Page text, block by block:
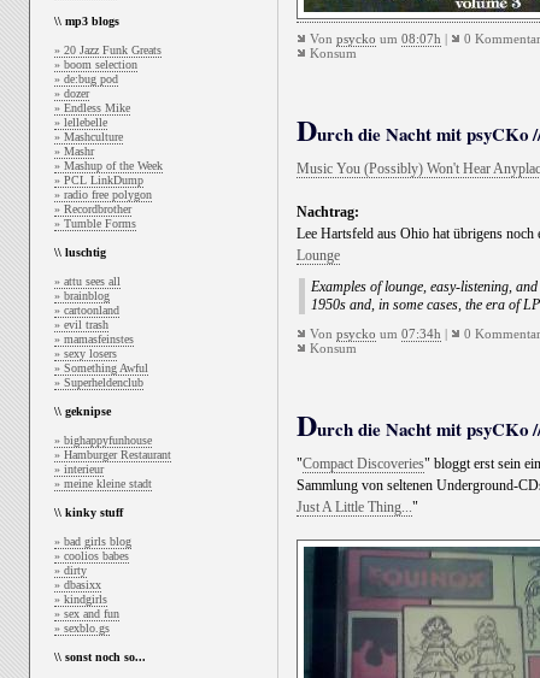
\\ mp3 blogs
» 20 Jazz Funk Greats
» boom selection
» de:bug pod
» dozer
» Endless Mike
» lellebelle
» Mashculture
» Mashr
» Mashup of the Week
» PCL LinkDump
» radio free polygon
» Recordbrother
» Tumble Forms
\\ luschtig
» attu sees all
» brainblog
» cartoonland
» evil trash
» mamasfeinstes
» sexy losers
» Something Awful
» Superheldenclub
\\ geknipse
» bighappyfunhouse
» Hamburger Restaurant
» interieur
» meine kleine stadt
\\ kinky stuff
» bad girls blog
» coolios babes
» dirty
» dbasixx
» kindgirls
» sex and fun
» sexblo.gs
\\ sonst noch so...
Von psycko um 08:07h |
0
Konsum
Durch die Nacht mit psyCKo
Music You (Possibly) Won't Hear
Nachtrag:
Lee Hartsfeld aus Ohio hat übrigens
Lounge
Examples of lounge, easy-listening,
1950s and, in some cases, the era of
Von psycko um 07:34h |
0
Konsum
Durch die Nacht mit psyCKo
"Compact Discoveries" bloggt erst sein
Sammlung von seltenen Underground-
Just A Little Thing..."